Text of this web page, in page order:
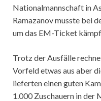
Nationalmannschaft in
Ramazanov musste bei
um das EM-Ticket
Trotz der Ausfälle
Vorfeld etwas aus aber
lieferten einen guten
1.000 Zuschauern in der